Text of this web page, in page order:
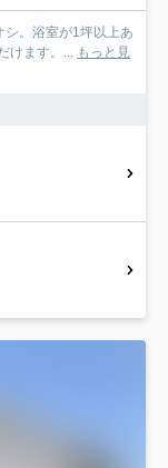
シ。浴室が1坪以上あ
けます。...
もっと見